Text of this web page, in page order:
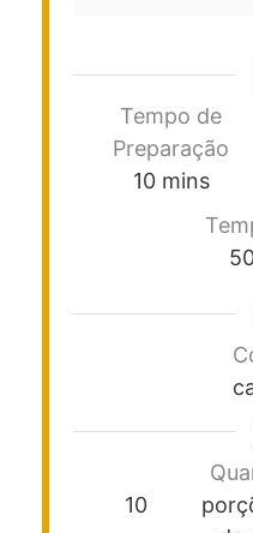
Tempo de
Preparação
10 mins
10